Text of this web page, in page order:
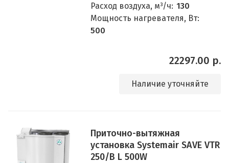
Расход воздуха, м³/ч: 130
Мощность нагревателя, Вт:
500
22297.00 р.
Наличие уточняйте
Приточно-вытяжная
установка Systemair SAVE VTR
250/B L 500W